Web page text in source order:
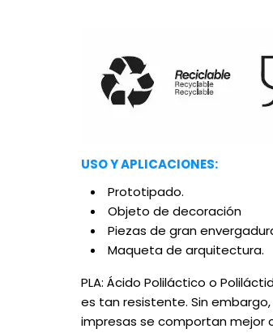
USO Y APLICACIONES:
Prototipado.
Objeto de decoración
Piezas de gran
Maqueta de arquitectura.
PLA: Ácido Poliláctico o
es tan resistente. Sin
impresas se comportan mejor